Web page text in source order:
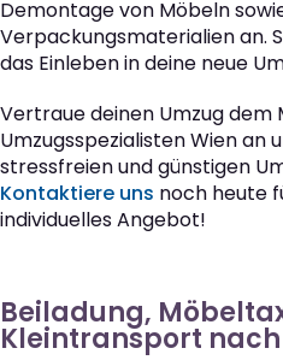
Demontage von Möbeln
Verpackungsmaterialien an.
das Einleben in deine neue
Vertraue deinen Umzug dem
Umzugsspezialisten Wien an
stressfreien und günstigen
Kontaktiere uns noch heute
individuelles Angebot!
Beiladung,
Kleintransport